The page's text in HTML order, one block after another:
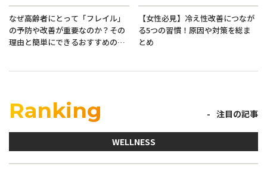
なぜ高齢者にとって「フレイル」
の予防や改善が重要なのか？その
理由と簡単にできるおすすめの方
【女性必見】冷え性改善につなが
る5つの習慣！原因や対策を総ま
とめ
Ranking 注目の記事
WELLNESS